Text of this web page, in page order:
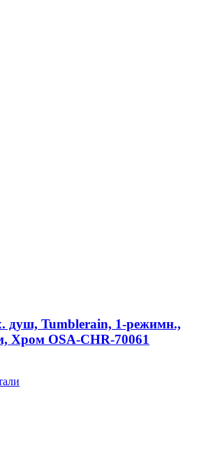
душ, Tumblerain, 1-режимн.,
Хром OSA-CHR-70061